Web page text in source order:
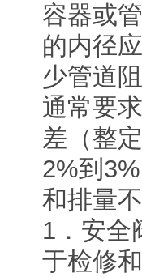
容器或
的内径
少管道
通常要
差（整
2%到
和排量
1．安全
于检修